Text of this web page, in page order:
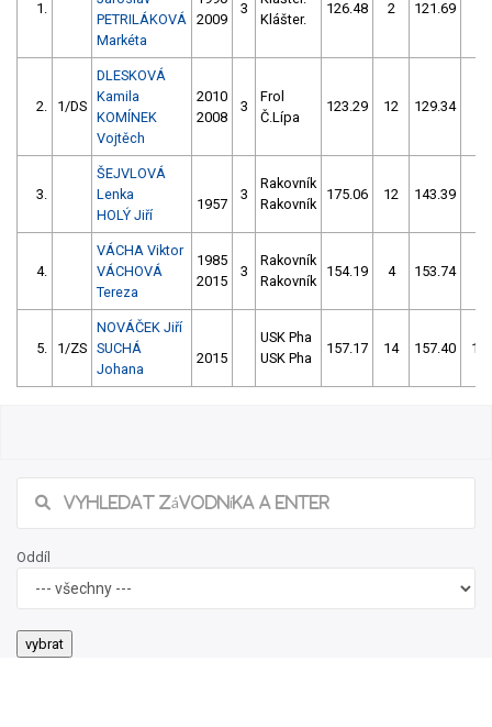
1.
PETRILÁKOVÁ
Markéta
2009
3
Klášter.
126.48 2 121.69
2. 1/DS
DLESKOVÁ
Kamila
KOMÍNEK
Vojtěch
2010
2008
3
Frol
Č.Lípa
123.29 12 129.34
3.
ŠEJVLOVÁ
Lenka
HOLÝ Jiří
1957
3
Rakovník
Rakovník
175.06 12 143.39
4.
VÁCHA Viktor
VÁCHOVÁ
Tereza
1985
2015
3
Rakovník
Rakovník
154.19 4 153.74
5. 1/ZS
NOVÁČEK Jiří
SUCHÁ
Johana
2015
USK Pha
USK Pha
157.17 14 157.40 10
Popis chyby (max. 255 znaků):
jméno nahlašujícího